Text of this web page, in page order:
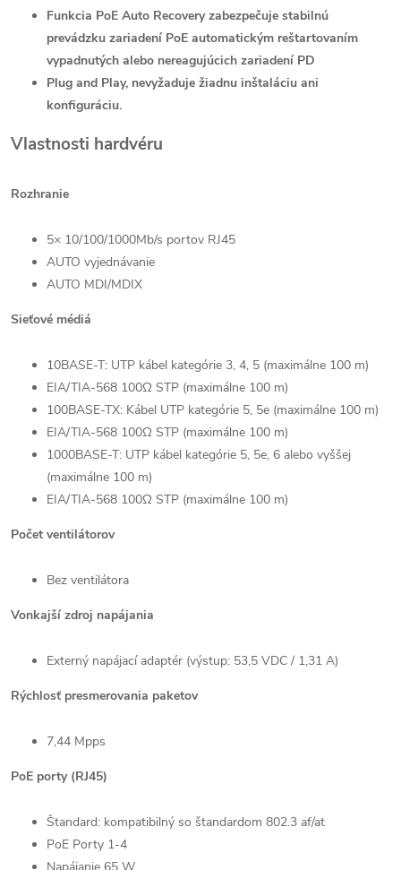
Funkcia PoE Auto Recovery zabezpečuje stabilnú
prevádzku zariadení PoE automatickým reštartovaním
vypadnutých alebo nereagujúcich zariadení PD
Plug and Play, nevyžaduje žiadnu inštaláciu ani
konfiguráciu.
Vlastnosti hardvéru
Rozhranie
5× 10/100/1000Mb/s portov RJ45
AUTO vyjednávanie
AUTO MDI/MDIX
Sieťové médiá
10BASE-T: UTP kábel kategórie 3, 4, 5 (maximálne 100 m)
EIA/TIA-568 100Ω STP (maximálne 100 m)
100BASE-TX: Kábel UTP kategórie 5, 5e (maximálne 100 m)
EIA/TIA-568 100Ω STP (maximálne 100 m)
1000BASE-T: UTP kábel kategórie 5, 5e, 6 alebo vyššej
(maximálne 100 m)
EIA/TIA-568 100Ω STP (maximálne 100 m)
Počet ventilátorov
Bez ventilátora
Vonkajší zdroj napájania
Externý napájací adaptér (výstup: 53,5 VDC / 1,31 A)
Rýchlosť presmerovania paketov
7,44 Mpps
PoE porty (RJ45)
Štandard: kompatibilný so štandardom 802.3 af/at
PoE Porty 1-4